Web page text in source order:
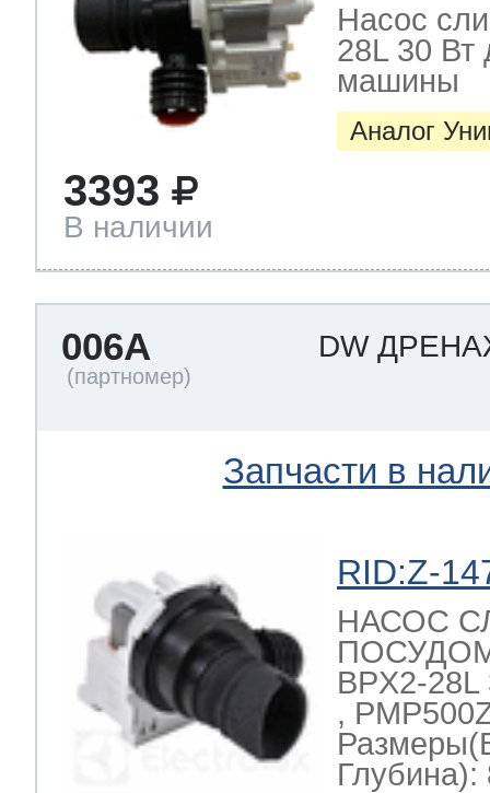
Насос
28L 30 Вт
машины
Аналог
3393
В наличии
006A DW
Запчасти в
RID:Z-
НАСОС
BPX2-
,
Глубина):